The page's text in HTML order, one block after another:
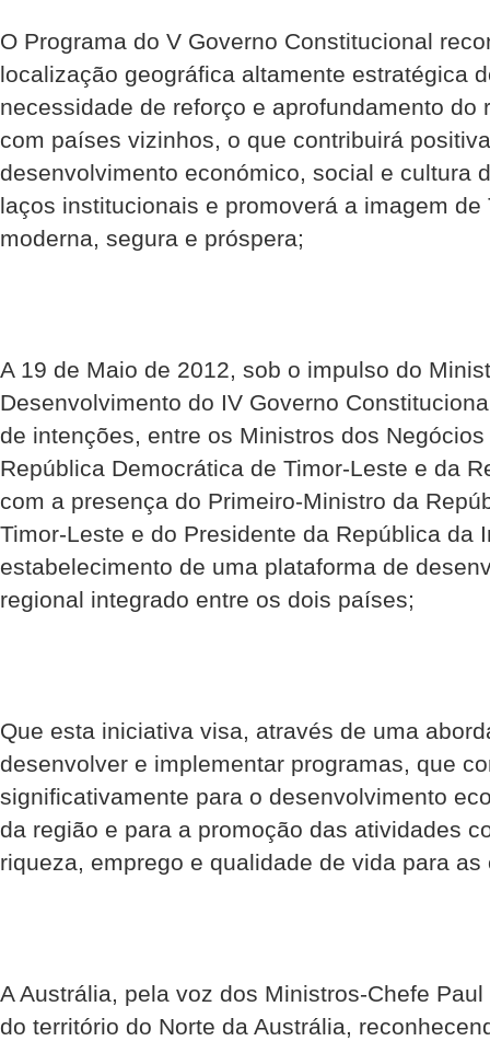
O Programa do V Governo Constitucional
localização geográfica altamente estratégica
necessidade de reforço e aprofundamento do
com países vizinhos, o que contribuirá
desenvolvimento económico, social e cultura
laços institucionais e promoverá a imagem
moderna, segura e próspera;
A 19 de Maio de 2012, sob o impulso do
Desenvolvimento do IV Governo
de intenções, entre os Ministros dos
República Democrática de Timor-Leste e da
com a presença do Primeiro-Ministro da
Timor-Leste e do Presidente da República da
estabelecimento de uma plataforma de
regional integrado entre os dois países;
Que esta iniciativa visa, através de uma
desenvolver e implementar programas, que
significativamente para o desenvolvimento
da região e para a promoção das atividades
riqueza, emprego e qualidade de vida para
A Austrália, pela voz dos Ministros-Chefe
do território do Norte da Austrália,